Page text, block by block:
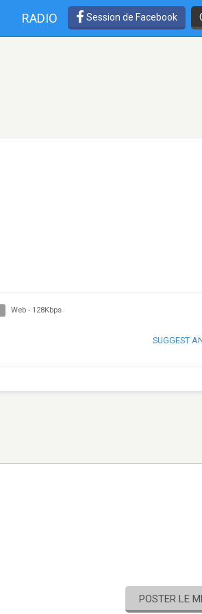
RADIO Session de Facebook
Web - 128Kbps
SUGGEST
POSTER LE